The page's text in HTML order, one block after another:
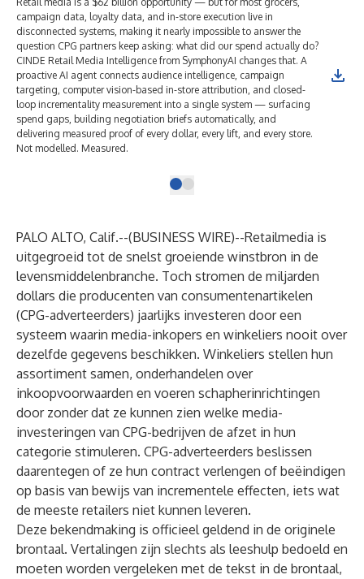
campaign data, loyalty data, and in-store execution live in
disconnected systems, making it nearly impossible to answer the
question CPG partners keep asking: what did our spend actually do?
CINDE Retail Media Intelligence from SymphonyAI changes that. A
proactive AI agent connects audience intelligence, campaign
targeting, computer vision-based in-store attribution, and closed-
loop incrementality measurement into a single system — surfacing
spend gaps, building negotiation briefs automatically, and
delivering measured proof of every dollar, every lift, and every store.
Not modelled. Measured.
PALO ALTO, Calif.--(BUSINESS WIRE)--Retailmedia is
uitgegroeid tot de snelst groeiende winstbron in de
levensmiddelenbranche. Toch stromen de miljarden
dollars die producenten van consumentenartikelen
(CPG-adverteerders) jaarlijks investeren door een
systeem waarin media-inkopers en winkeliers nooit over
dezelfde gegevens beschikken. Winkeliers stellen hun
assortiment samen, onderhandelen over
inkoopvoorwaarden en voeren schapherinrichtingen
door zonder dat ze kunnen zien welke media-
investeringen van CPG-bedrijven de afzet in hun
categorie stimuleren. CPG-adverteerders beslissen
daarentegen of ze hun contract verlengen of beëindigen
op basis van bewijs van incrementele effecten, iets wat
de meeste retailers niet kunnen leveren.
Deze bekendmaking is officieel geldend in de originele
brontaal. Vertalingen zijn slechts als leeshulp bedoeld en
moeten worden vergeleken met de tekst in de brontaal,